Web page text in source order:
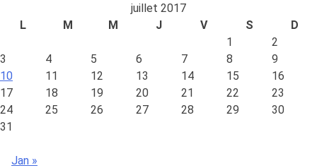
septembre
2017
Figeac »
TEPOS
le
28
2017
à
juillet 2017
L
M M J V S
D
1
2
3
4 5 6 7 8
9
10
11 12 13 14 15
16
17
18 19 20 21 22
23
24
25 26 27 28 29
30
31
Jan »